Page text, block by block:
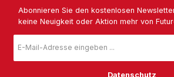
Abonnieren Sie den kostenlosen
keine Neuigkeit oder Aktion mehr von
Mail-
*
Datenschutz